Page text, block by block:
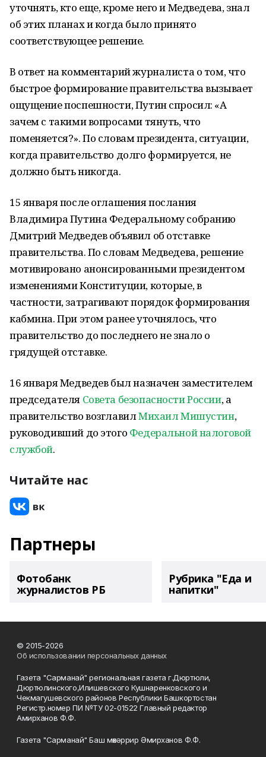
уточнять, кто еще, кроме него и Медведева, знал
об этих планах и когда было принято
соответствующее решение.
В ответ на комментарий журналиста о том, что
быстрое формирование правительства вызывает
ощущение поспешности, Путин спросил: «А
зачем с такими вопросами тянуть, что
поменяется?». По словам президента, ситуации,
когда правительство долго формируется, не
должно быть никогда.
15 января после оглашения послания
Владимира Путина Федеральному собранию
Дмитрий Медведев объявил об отставке
правительства. По словам Медведева, решение
мотивировано анонсированными президентом
изменениями Конституции, которые, в
частности, затрагивают порядок формирования
кабмина. При этом ранее уточнялось, что
правительство до последнего не знало о
грядущей отставке.
16 января Медведев был назначен заместителем
председателя Совета безопасности России, а
правительство возглавилМихаил Мишустин,
руководивший до этого Федеральной налоговой
службой.
Читайте нас
Партнеры
Фотобанк
журналистов РБ
Рубрика "Еда и
напитки"
© 2015-2026
Об использовании персональных данных
Газета "Сарманай" региональная газета г.Дюртюли,
Дюртюлинского,Илишевского Кушнаренковского и
Чекмагушевского районов Республики Башкортостан
Регистр.номер ПИ №ТУ 02-01522 Главный редактор
Амирханов Ф.Ф.
Газета "Сарманай" Баш мөхәррир Әмирханов Ф.Ф.